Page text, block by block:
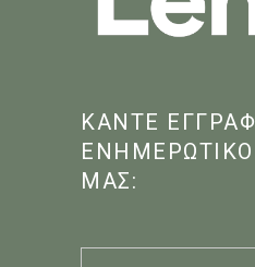
ΚΑΝΤΕ
ΕΝΗΜΕΡΩΤΙΚΟ
ΜΑΣ: